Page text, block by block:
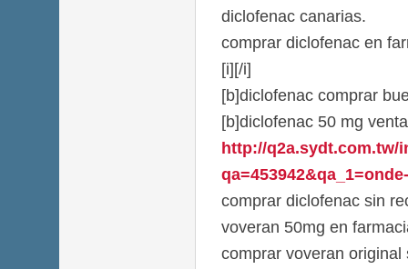
diclofenac canarias.
comprar diclofenac en
[i][/i]
[b]diclofenac comprar
[b]diclofenac 50 mg
http://q2a.sydt.com.tw/
comprar diclofenac sin
voveran 50mg en
comprar voveran original